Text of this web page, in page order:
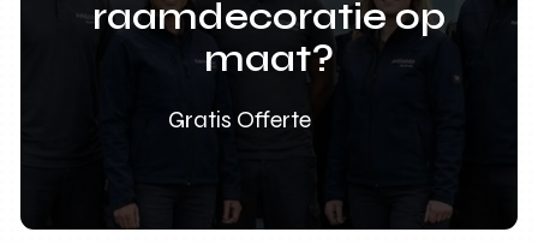
raamdecoratie op
maat?
Gratis Offerte